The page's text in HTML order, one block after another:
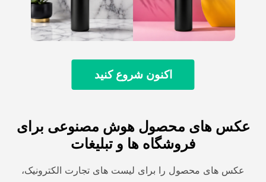
اکنون شروع کنید
عکس های محصول هوش مصنوعی برای
فروشگاه ها و تبلیغات
عکس های محصول را برای لیست های تجارت الکترونیک،